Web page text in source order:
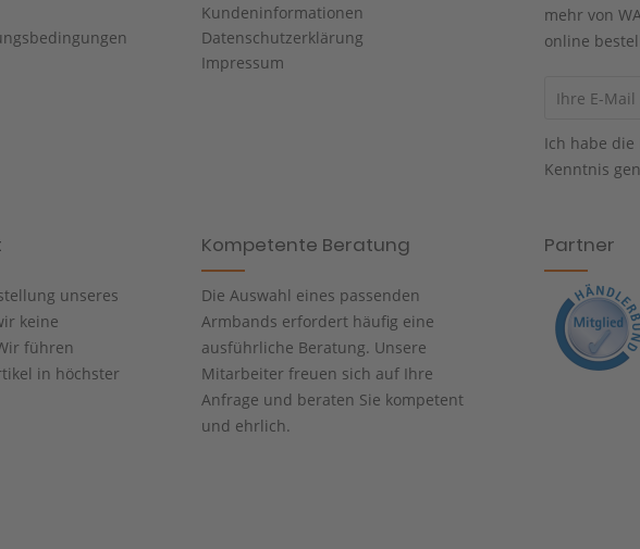
Kundeninformationen
Datenschutzerklärung
Impressum
mehr von
online
Ich habe die
Kenntnis
unseres
keine
führen
in höchster
Kompetente Beratung
Die Auswahl eines passenden
Armbands erfordert häufig eine
ausführliche Beratung. Unsere
Mitarbeiter freuen sich auf Ihre
Anfrage und beraten Sie kompetent
und ehrlich.
Partner